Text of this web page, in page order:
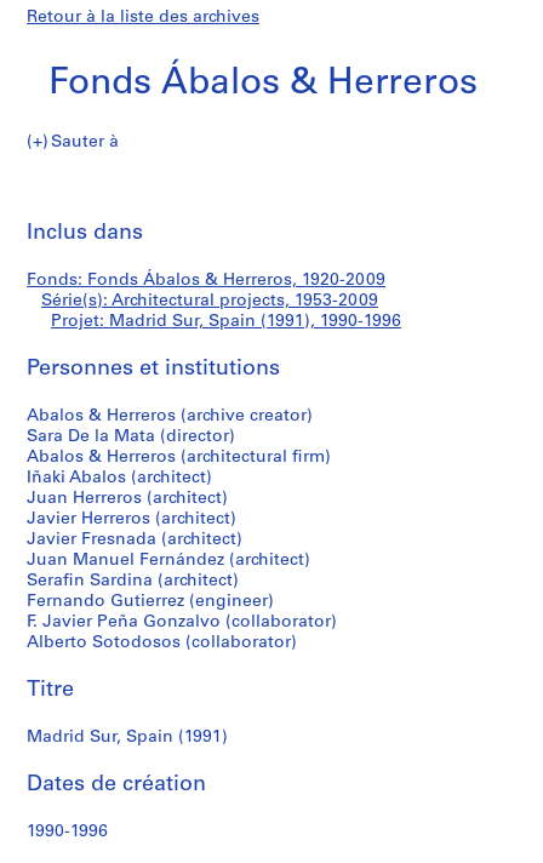
Retour à la liste des archives
Fonds Ábalos & Herreros
Sauter à
d
s
Á
l
s
&
H
e
r
r
e
r
o
s
é
i
(
Sur,
Spain
(1991)
Inclus dans
Fonds: Fonds Ábalos & Herreros, 1920-2009
Série(s): Architectural projects, 1953-2009
Projet: Madrid Sur, Spain (1991), 1990-1996
Personnes et institutions
Abalos & Herreros (archive creator)
Sara De la Mata (director)
Abalos & Herreros (architectural firm)
Iñaki Abalos (architect)
Juan Herreros (architect)
Javier Herreros (architect)
Javier Fresnada (architect)
Juan Manuel Fernández (architect)
Serafin Sardina (architect)
Fernando Gutierrez (engineer)
F. Javier Peña Gonzalvo (collaborator)
Alberto Sotodosos (collaborator)
Titre
Madrid Sur, Spain (1991)
Dates de création
1990-1996